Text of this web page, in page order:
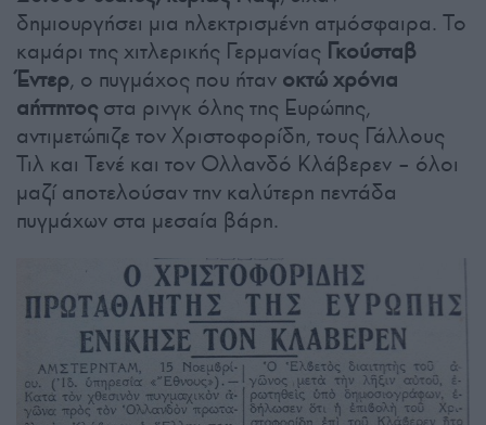
δημιουργήσει μια ηλεκτρισμένη ατμόσφαιρα. Το
καμάρι της χιτλερικής Γερμανίας Γκούσταβ
Έντερ, ο πυγμάχος που ήταν οκτώ χρόνια
αήττητοςστα ρινγκ όλης της Ευρώπης,
αντιμετώπιζε τον Χριστοφορίδη, τους Γάλλους
Τιλ και Τενέ και τον Ολλανδό Κλάβερεν – όλοι
μαζί αποτελούσαν την καλύτερη πεντάδα
πυγμάχων στα μεσαία βάρη.